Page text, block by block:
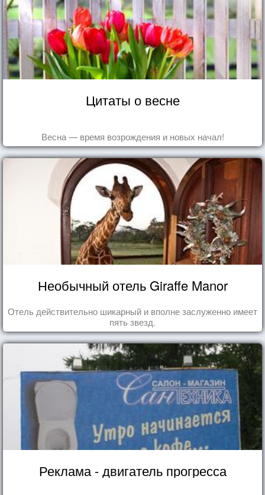
Цитаты о весне
Весна — время возрождения и новых начал!
Необычный отель Giraffe Manor
Отель действительно шикарный и вполне заслуженно имеет
пять звезд.
Реклама - двигатель прогресса